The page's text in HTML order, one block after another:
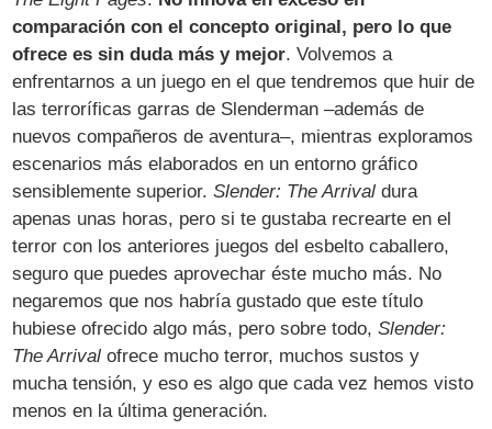
comparación con el concepto original, pero lo que
ofrece es sin duda más y mejor. Volvemos a
enfrentarnos a un juego en el que tendremos que huir de
las terroríficas garras de Slenderman –además de
nuevos compañeros de aventura–, mientras exploramos
escenarios más elaborados en un entorno gráfico
sensiblemente superior.Slender: The Arrival dura
apenas unas horas, pero si te gustaba recrearte en el
terror con los anteriores juegos del esbelto caballero,
seguro que puedes aprovechar éste mucho más. No
negaremos que nos habría gustado que este título
hubiese ofrecido algo más, pero sobre todo,Slender:
The Arrival ofrece mucho terror, muchos sustos y
mucha tensión, y eso es algo que cada vez hemos visto
menos en la última generación.